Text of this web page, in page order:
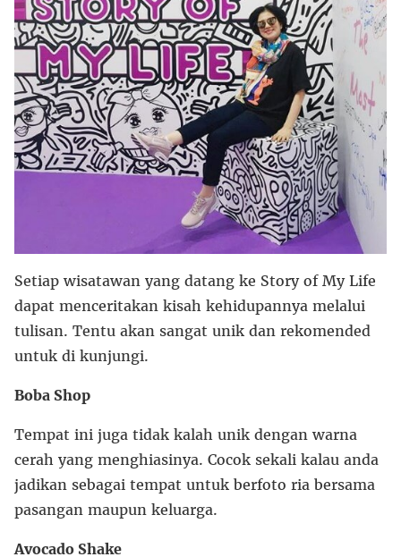
Setiap wisatawan yang datang ke Story of My Life
dapat menceritakan kisah kehidupannya melalui
tulisan. Tentu akan sangat unik dan rekomended
untuk di kunjungi.
Boba Shop
Tempat ini juga tidak kalah unik dengan warna
cerah yang menghiasinya. Cocok sekali kalau anda
jadikan sebagai tempat untuk berfoto ria bersama
pasangan maupun keluarga.
Avocado Shake